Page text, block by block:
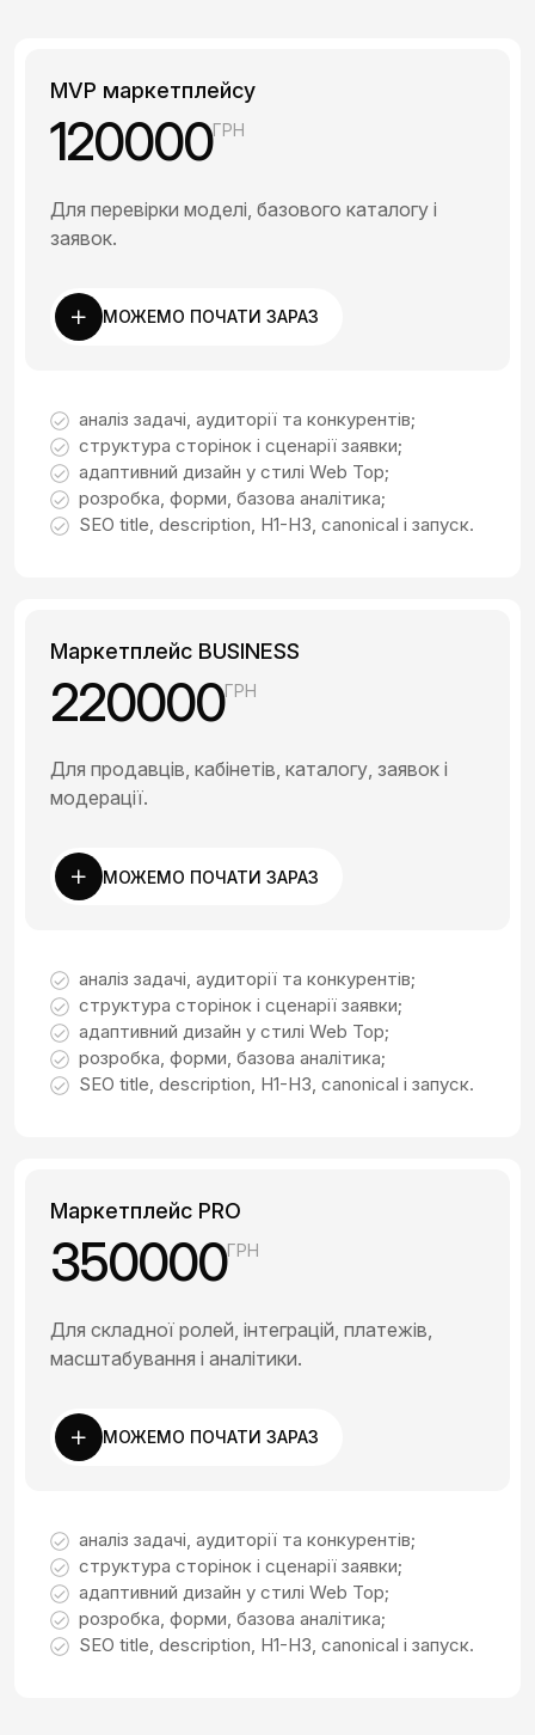
MVP маркетплейсу
120000ГРН
Для перевірки моделі, базового каталогу і
заявок.
МОЖЕМО ПОЧАТИ ЗАРАЗ
аналіз задачі, аудиторії та конкурентів;
структура сторінок і сценарії заявки;
адаптивний дизайн у стилі Web Top;
розробка, форми, базова аналітика;
SEO title, description, H1-H3, canonical і запуск.
Маркетплейс BUSINESS
220000ГРН
Для продавців, кабінетів, каталогу, заявок і
модерації.
МОЖЕМО ПОЧАТИ ЗАРАЗ
аналіз задачі, аудиторії та конкурентів;
структура сторінок і сценарії заявки;
адаптивний дизайн у стилі Web Top;
розробка, форми, базова аналітика;
SEO title, description, H1-H3, canonical і запуск.
Маркетплейс PRO
350000ГРН
Для складної ролей, інтеграцій, платежів,
масштабування і аналітики.
МОЖЕМО ПОЧАТИ ЗАРАЗ
аналіз задачі, аудиторії та конкурентів;
структура сторінок і сценарії заявки;
адаптивний дизайн у стилі Web Top;
розробка, форми, базова аналітика;
SEO title, description, H1-H3, canonical і запуск.